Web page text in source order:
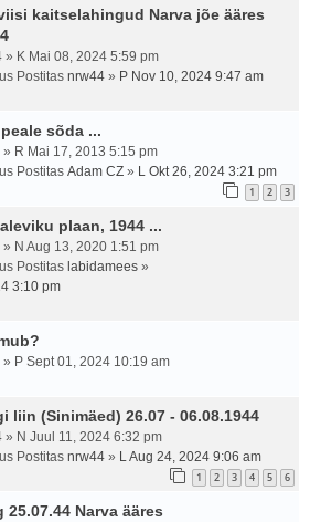
kaitselahingud Narva jõe ääres
» K Mai 08, 2024 5:59 pm
Postitas nrw44 » P Nov 10, 2024 9:47 am
sõda ...
» R Mai 17, 2013 5:15 pm
Postitas Adam CZ » L Okt 26, 2024 3:21 pm
1 2 3
plaan, 1944 ...
» N Aug 13, 2020 1:51 pm
Postitas labidamees »
3:10 pm
» P Sept 01, 2024 10:19 am
liin (Sinimäed) 26.07 - 06.08.1944
» N Juul 11, 2024 6:32 pm
Postitas nrw44 » L Aug 24, 2024 9:06 am
1 2 3 4 5 6
25.07.44 Narva ääres